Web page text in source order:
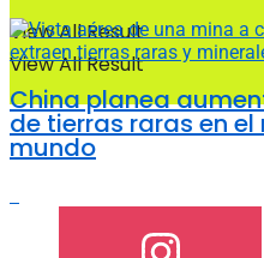
View All Result
View All Result
China planea
de tierras raras en
mundo